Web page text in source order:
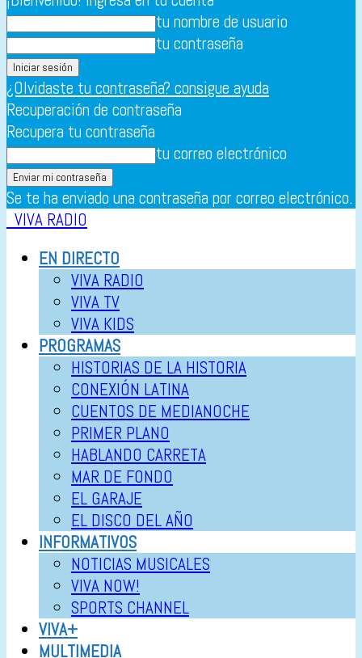
tu nombre de usuario
tu contraseña
¿Olvidaste tu contraseña? consigue ayuda
Recuperación de contraseña
Recupera tu contraseña
tu correo electrónico
Se te ha enviado una contraseña por correo electrónico.
VIVA RADIO
EN DIRECTO
VIVA RADIO
VIVA TV
VIVA KIDS
PROGRAMAS
HISTORIAS DE LA HISTORIA
CONEXIÓN LATINA
CUENTOS DE MEDIANOCHE
PRIMER PLANO
HABLANDO CARRETA
MAR DE FONDO
EL GARAJE
EL DISCO DEL AÑO
INFORMATIVOS
NOTICIAS MUSICALES
VIVA NOW!
SPORTS CHANNEL
VIVA+
MULTIMEDIA